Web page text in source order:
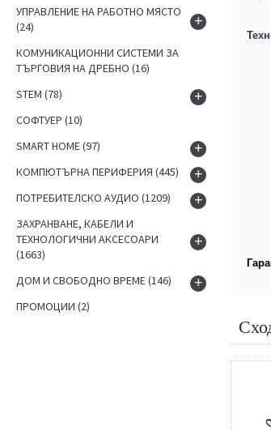
УПРАВЛЕНИЕ НА РАБОТНО МЯСТО
(24)
+
КОМУНИКАЦИОННИ СИСТЕМИ ЗА
ТЪРГОВИЯ НА ДРЕБНО (16)
STEM (78) +
СОФТУЕР (10)
SMART HOME(97) +
КОМПЮТЪРНА ПЕРИФЕРИЯ (445) +
ПОТРЕБИТЕЛСКО АУДИО (1209) +
ЗАХРАНВАНЕ, КАБЕЛИ И
ТЕХНОЛОГИЧНИ АКСЕСОАРИ
(1663)
+
ДОМ И СВОБОДНО ВРЕМЕ(146) +
ПРОМОЦИИ (2)